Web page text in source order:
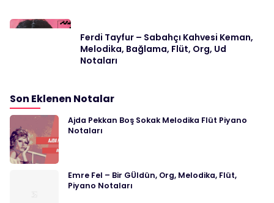
Ferdi Tayfur – Sabahçı Kahvesi Keman,
Melodika, Bağlama, Flüt, Org, Ud
Notaları
Son Eklenen Notalar
Ajda Pekkan Boş Sokak Melodika Flüt Piyano
Notaları
Emre Fel – Bir GÜldün, Org, Melodika, Flüt,
Piyano Notaları